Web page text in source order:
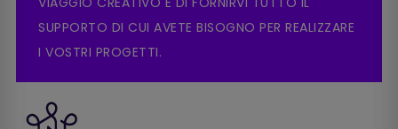
SUPPORTO DI CUI AVETE BISOGNO PER REALIZZARE
I VOSTRI PROGETTI.